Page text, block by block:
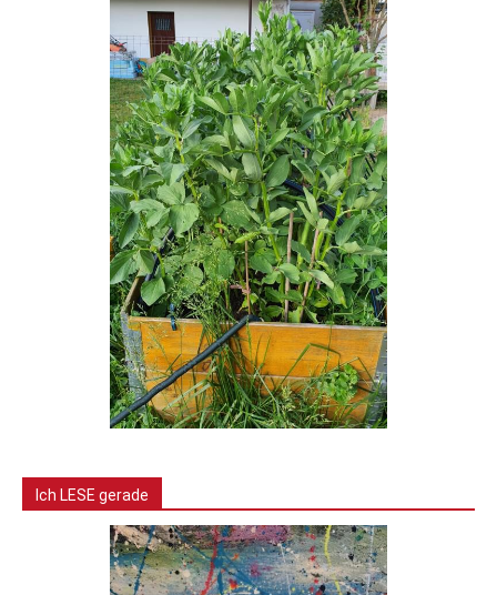
Ich LESE gerade